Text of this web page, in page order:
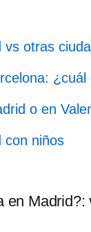
vs otras
¿cuál
o en
con niños
en Madrid?: